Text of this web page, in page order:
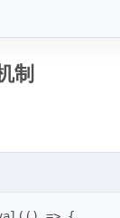
制